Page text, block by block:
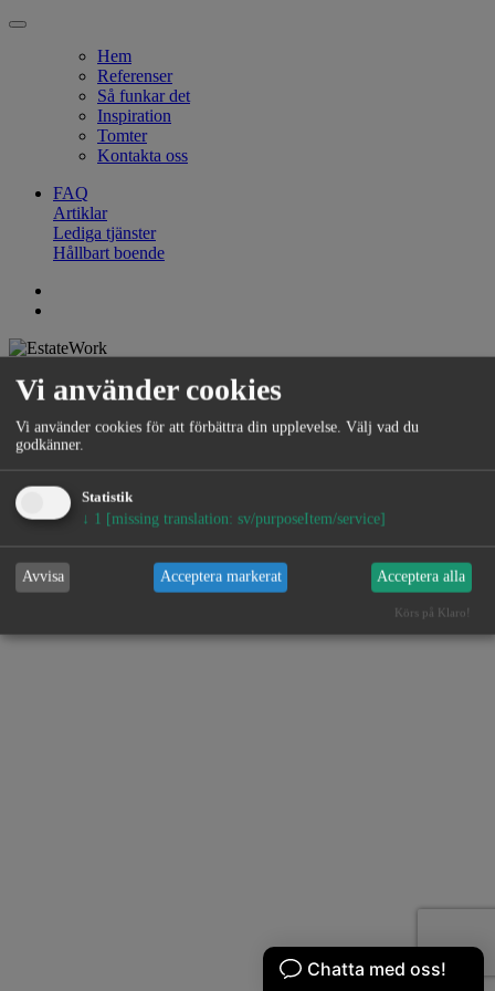
Hem
Referenser
Så funkar det
Inspiration
Tomter
Kontakta oss
FAQ
Artiklar
Lediga tjänster
Hållbart boende
Vi använder cookies
Vi använder cookies för att förbättra din upplevelse. Välj vad du
godkänner.
Statistik
↓ 1 [missing translation: sv/purposeItem/service]
Avvisa Acceptera markerat Acceptera alla
Körs på Klaro!
FAQ | Artiklar | Lediga tjänster |